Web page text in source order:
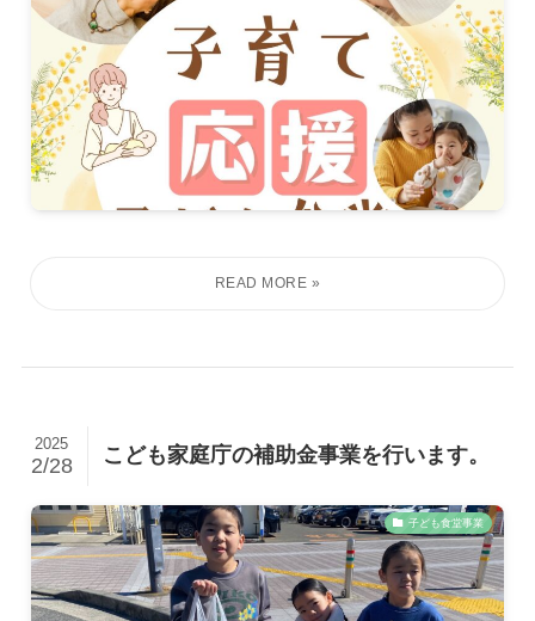
こども家庭庁の補助金事業を行います。
2025
2/28
子ども食堂事業